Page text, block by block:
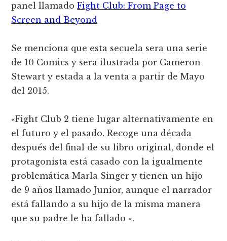
panel llamadoFight Club: From Page to
Screen and Beyond
Se menciona que esta secuela sera una serie
de 10 Comics y sera ilustrada por Cameron
Stewart y estada a la venta a partir de Mayo
del 2015.
«Fight Club 2 tiene lugar alternativamente en
el futuro y el pasado. Recoge una década
después del final de su libro original, donde el
protagonista está casado con la igualmente
problemática Marla Singer y tienen un hijo
de 9 años llamado Junior, aunque el narrador
está fallando a su hijo de la misma manera
que su padre le ha fallado «.